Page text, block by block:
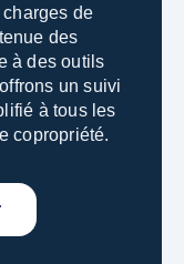
de
des
à des outils
un suivi
à tous les
copropriété.